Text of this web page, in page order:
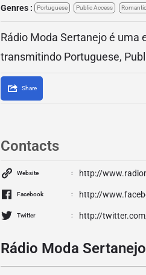
Genres :
Portuguese Public Access Romantic
Rádio Moda Sertanejo é uma
transmitindo Portuguese,
Share
Contacts
Website http://
Facebook http://
Twitter http://
Rádio Moda